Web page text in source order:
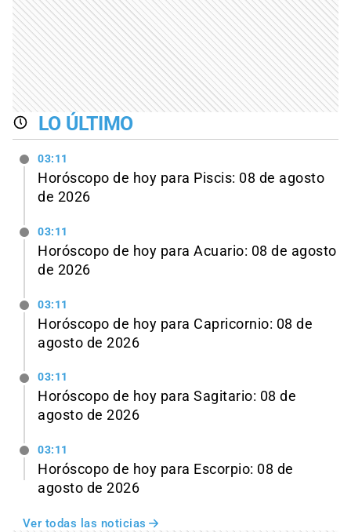
LO ÚLTIMO
03:11
Horóscopo de hoy para Piscis: 08 de agosto
de 2026
03:11
Horóscopo de hoy para Acuario: 08 de agosto
de 2026
03:11
Horóscopo de hoy para Capricornio: 08 de
agosto de 2026
03:11
Horóscopo de hoy para Sagitario: 08 de
agosto de 2026
03:11
Horóscopo de hoy para Escorpio: 08 de
agosto de 2026
Ver todas las noticias